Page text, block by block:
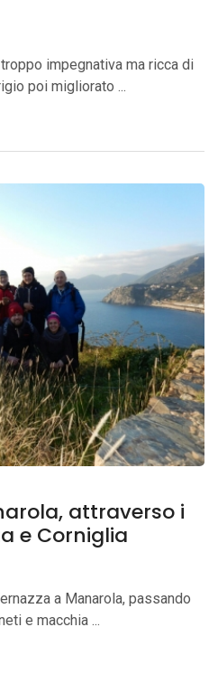
impegnativa ma ricca di
poi migliorato ...
attraverso i
e Corniglia
a Manarola, passando
e macchia ...